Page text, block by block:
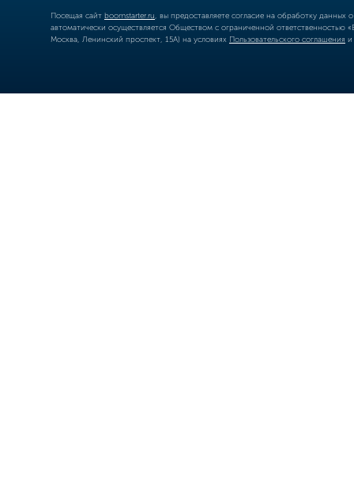
Посещая сайт boomstarter.ru , вы предоставляете согласие на обработку
автоматически осуществляется Обществом с ограниченной
Москва, Ленинский проспект, 15А) на условиях Пользовательского соглашения и